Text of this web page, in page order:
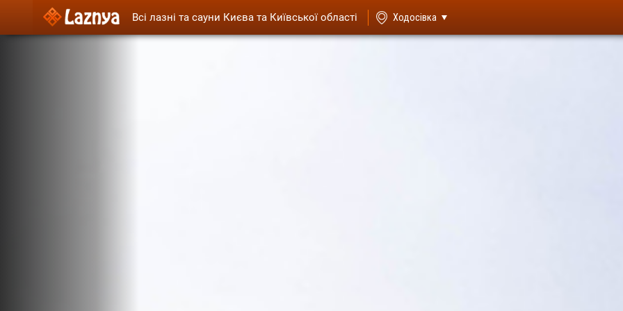
Всі лазні та сауни Києва та Київської області Ходосівка